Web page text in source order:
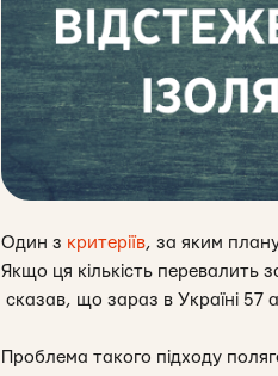
Один з критеріїв, за яким
Якщо ця кількість перевалить
сказав, що зараз в Україні 57
Проблема такого підходу